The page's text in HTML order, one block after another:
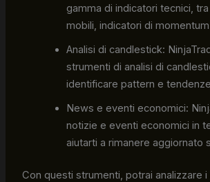
gamma di indicatori tecnici,
mobili, indicatori di
Analisi di candlestick:
strumenti di analisi di
identificare pattern e
News e eventi economici:
notizie e eventi economici in
aiutarti a rimanere aggiornato
Con questi strumenti, potrai analizzare